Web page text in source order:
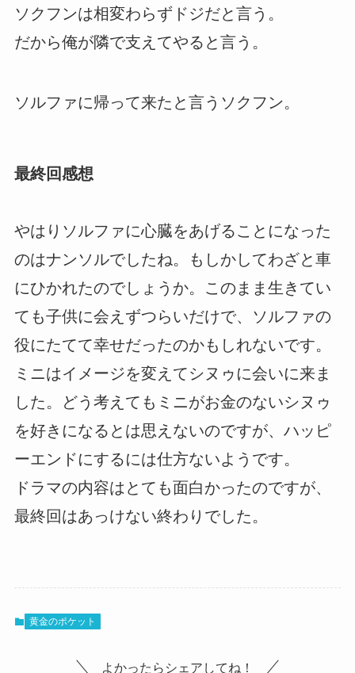
ソクフンは相変わらずドジだと言う。
だから俺が隣で支えてやると言う。
ソルファに帰って来たと言うソクフン。
最終回感想
やはりソルファに心臓をあげることになった
のはナンソルでしたね。もしかしてわざと車
にひかれたのでしょうか。このまま生きてい
ても子供に会えずつらいだけで、ソルファの
役にたてて幸せだったのかもしれないです。
ミニはイメージを変えてシヌゥに会いに来ま
した。どう考えてもミニがお金のないシヌゥ
を好きになるとは思えないのですが、ハッピ
ーエンドにするには仕方ないようです。
ドラマの内容はとても面白かったのですが、
最終回はあっけない終わりでした。
黄金のポケット
よかったらシェアしてね！